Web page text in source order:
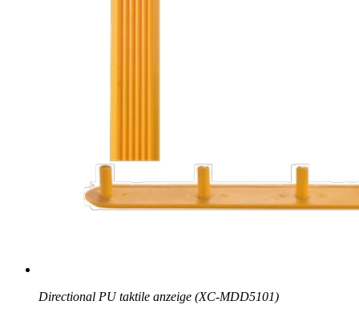
Directional PU taktile anzeige (XC-MDD5101)